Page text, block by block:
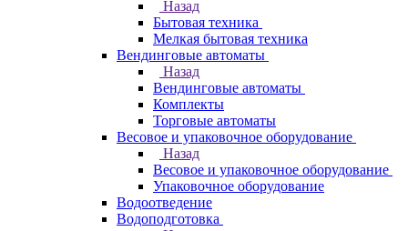
Назад
Бытовая техника
Мелкая бытовая техника
Вендинговые автоматы
Назад
Вендинговые автоматы
Комплекты
Торговые автоматы
Весовое и упаковочное оборудование
Назад
Весовое и упаковочное оборудование
Упаковочное оборудование
Водоотведение
Водоподготовка